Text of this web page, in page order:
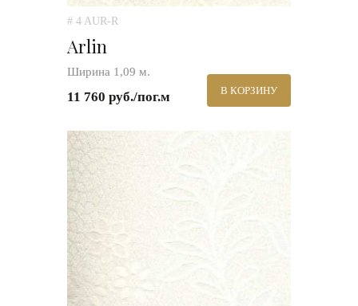
# 4 AUR-R
Arlin
Ширина 1,09 м.
11 760 руб./пог.м В КОРЗИНУ